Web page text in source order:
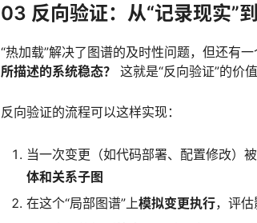
03 反向验证：从“记录现实”
“热加载”解决了图谱的及时性问题，但还有一
所描述的系统稳态？
这就是“反向验证”的价
反向验证的流程可以这样实现：
当一次变更（如代码部署、配置修改）
体和关系子图
在这个“局部图谱”上模拟变更执行，评